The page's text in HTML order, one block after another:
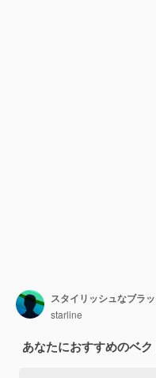
スタイリッシュなブラ
starline
あなたにおすすめのベ